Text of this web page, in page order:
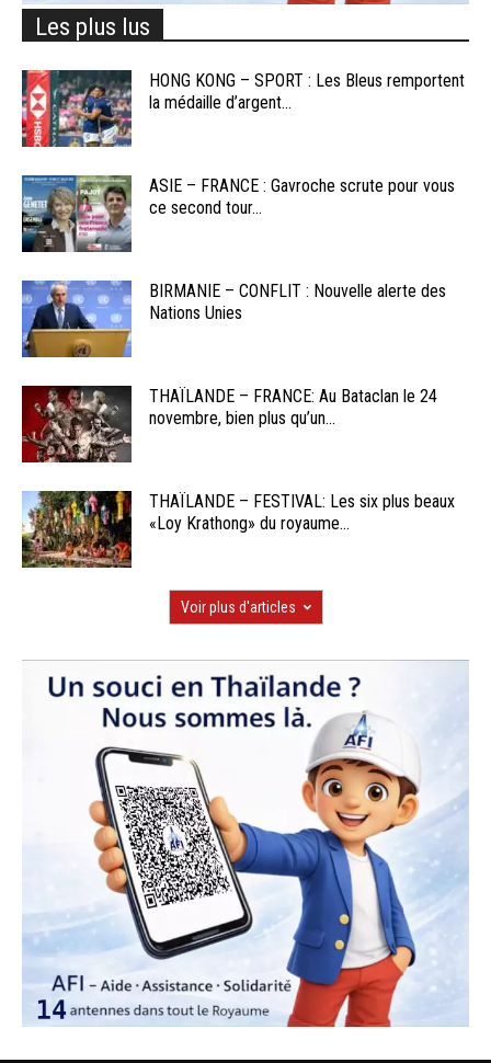
Les plus lus
HONG KONG – SPORT : Les Bleus remportent
la médaille d’argent...
ASIE – FRANCE : Gavroche scrute pour vous
ce second tour...
BIRMANIE – CONFLIT : Nouvelle alerte des
Nations Unies
THAÏLANDE – FRANCE: Au Bataclan le 24
novembre, bien plus qu’un...
THAÏLANDE – FESTIVAL: Les six plus beaux
«Loy Krathong» du royaume...
Voir plus d'articles